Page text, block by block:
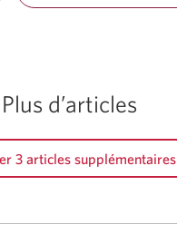
Plus d’articles
3 articles supplémentaires